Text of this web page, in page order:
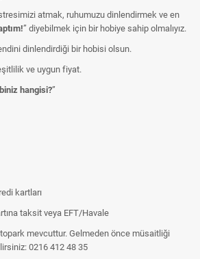
atmak, ruhumuzu dinlendirmek ve en
” diyebilmek için bir hobiye sahip olmalıyız.
dinlendirdiği bir hobisi olsun.
ve uygun fiyat.
hangisi?”
kartları
taksit veya EFT/Havale
mevcuttur. Gelmeden önce müsaitliği
0216 412 48 35